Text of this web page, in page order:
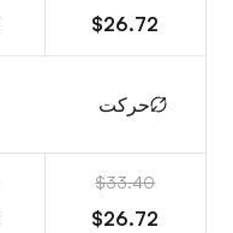
$26.72
حرکت
$33.40
$26.72